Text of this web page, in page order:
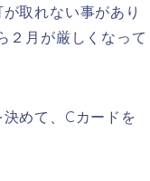
取れない事があり
２月が厳しくなって
めて、Cカードを